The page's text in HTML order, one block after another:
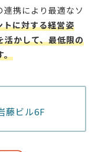
携により最適なソ
トに対する経営姿
活かして、最低限の
。
藤ビル6F